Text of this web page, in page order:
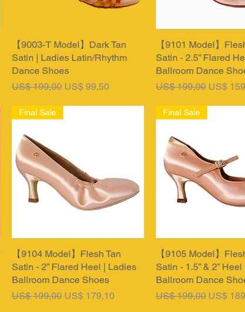
Snel overzicht
【9003-T Model】Dark Tan
Satin | Ladies Latin/Rhythm
Dance Shoes
Normale prijs
US$ 199,00 Verkoopprijs
US$ 99,50
Snel
【9101 Model】
Satin - 2.5” Flared
Ballroom Dance
Normale prijs
US$ 199,00 US$
Snel overzicht
Final Sale
【9104 Model】Flesh Tan
Satin - 2” Flared Heel | Ladies
Ballroom Dance Shoes
Normale prijs
US$ 199,00 Verkoopprijs
US$ 179,10
Snel
Final Sale
【9105 Model】
Satin - 1.5” & 2”
Ballroom Dance
Normale prijs
US$ 199,00 US$